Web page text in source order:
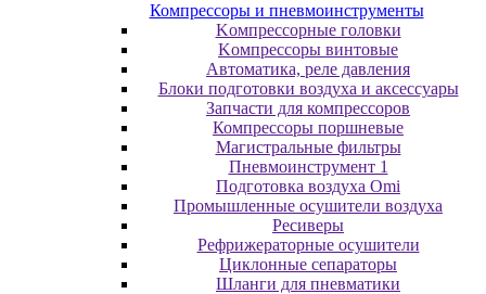
Компрессоры и пневмоинструменты
Koмпpeccopныe гoлoвки
Koмпpeccopы винтoвыe
Автоматика, реле давления
Блоки подготовки воздуха и аксессуары
Запчасти для компрессоров
Компрессоры поршневые
Магистральные фильтры
Пневмоинструмент 1
Подготовка воздуха Omi
Промышленные осушители воздуха
Ресиверы
Рефрижераторные осушители
Циклонные сепараторы
Шланги для пневматики